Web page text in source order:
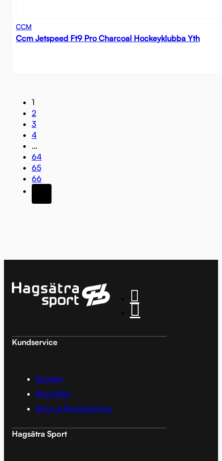
CCM
Ccm Jetspeed Ft9 Pro Charcoal Hockeyklubba Yth
1
2
3
4
…
64
65
66
Kundservice
Kontakt
Köpvillkor
Retur & Återbetalning
Hagsätra Sport